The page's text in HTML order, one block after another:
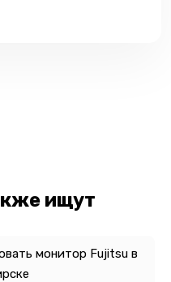
ищут
монитор Fujitsu в